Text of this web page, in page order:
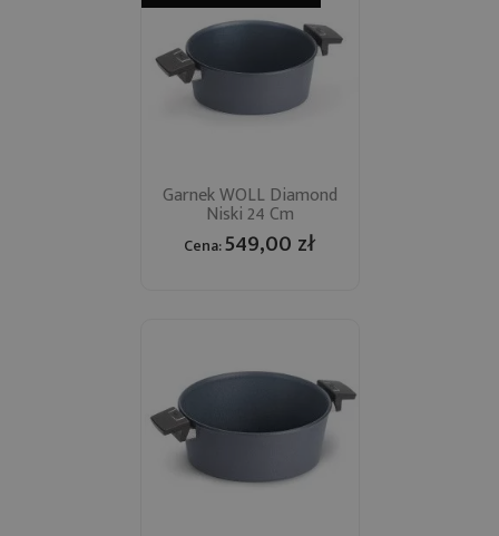
Garnek WOLL Diamond
Niski 24 Cm
Cena:549,00 zł